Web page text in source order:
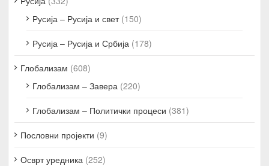
Русија – Русија и свет(150)
Русија – Русија и Србија (178)
Глобализам (608)
Глобализам – Завера (220)
Глобализам – Политички процеси (381)
Пословни пројекти (9)
Осврт уредника (252)